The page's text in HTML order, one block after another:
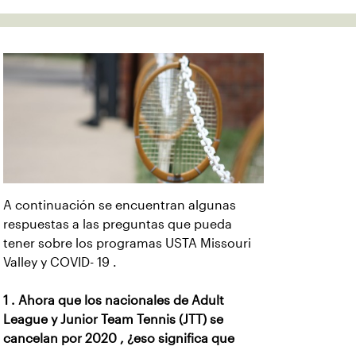
A continuación se encuentran algunas
respuestas a las preguntas que pueda
tener sobre los programas USTA Missouri
Valley y COVID- 19 .
1 . Ahora que los nacionales de Adult
League y Junior Team Tennis (JTT) se
cancelan por 2020 , ¿eso significa que